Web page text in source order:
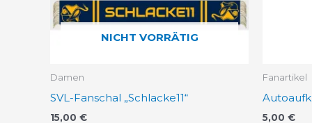
NICHT VORRÄTIG
Damen
SVL-Fanschal „Schlacke11“
15,00 €
Fanartikel
5,00 €